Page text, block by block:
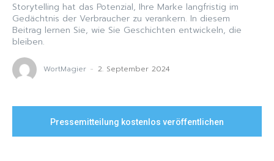
Storytelling hat das Potenzial, Ihre Marke langfristig im
Gedächtnis der Verbraucher zu verankern. In diesem
Beitrag lernen Sie, wie Sie Geschichten entwickeln, die
bleiben.
WortMagier - 2. September 2024
Pressemitteilung kostenlos veröffentlichen